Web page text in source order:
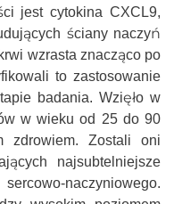
jest cytokina CXCL9,
ściany naczyń
wzrasta znacząco po
to zastosowanie
badania. Wzięło w
w wieku od 25 do 90
zdrowiem. Zostali oni
najsubtelniejsze
naczyniowego.